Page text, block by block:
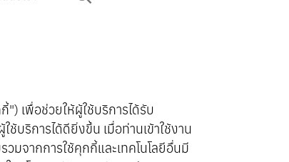
เพื่อช่วยให้ผู้ใช้บริการได้รับ
บริการได้ดียิ่งขึ้น เมื่อท่านเข้าใช้งาน
มจากการใช้คุกกี้และเทคโนโลยีอื่นมี